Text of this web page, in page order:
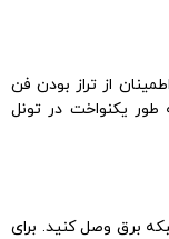
از تراز بودن فن
طور یکنواخت در تونل
برق وصل کنید. برای